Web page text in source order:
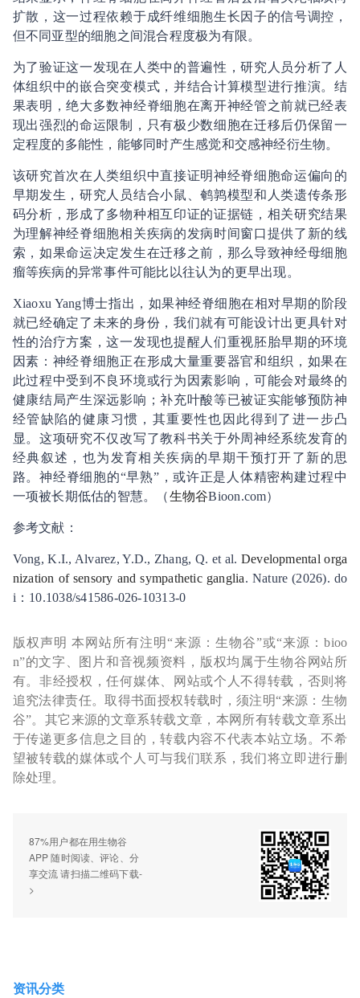
扩散，这一过程依赖于成纤维细胞生长因子的信号调控，
但不同亚型的细胞之间混合程度极为有限。
为了验证这一发现在人类中的普遍性，研究人员分析了人
体组织中的嵌合突变模式，并结合计算模型进行推演。结
果表明，绝大多数神经脊细胞在离开神经管之前就已经表
现出强烈的命运限制，只有极少数细胞在迁移后仍保留一
定程度的多能性，能够同时产生感觉和交感神经衍生物。
该研究首次在人类组织中直接证明神经脊细胞命运偏向的
早期发生，研究人员结合小鼠、鹌鹑模型和人类遗传条形
码分析，形成了多物种相互印证的证据链，相关研究结果
为理解神经脊细胞相关疾病的发病时间窗口提供了新的线
索，如果命运决定发生在迁移之前，那么导致神经母细胞
瘤等疾病的异常事件可能比以往认为的更早出现。
Xiaoxu Yang博士指出，如果神经脊细胞在相对早期的阶段
就已经确定了未来的身份，我们就有可能设计出更具针对
性的治疗方案，这一发现也提醒人们重视胚胎早期的环境
因素：神经脊细胞正在形成大量重要器官和组织，如果在
此过程中受到不良环境或行为因素影响，可能会对最终的
健康结局产生深远影响；补充叶酸等已被证实能够预防神
经管缺陷的健康习惯，其重要性也因此得到了进一步凸
显。这项研究不仅改写了教科书关于外周神经系统发育的
经典叙述，也为发育相关疾病的早期干预打开了新的思
路。神经脊细胞的“早熟”，或许正是人体精密构建过程中
一项被长期低估的智慧。（生物谷Bioon.com）
参考文献：
Vong, K.I., Alvarez, Y.D., Zhang, Q. et al. Developmental orga
nization of sensory and sympathetic ganglia. Nature (2026). do
i：10.1038/s41586-026-10313-0
版权声明 本网站所有注明“来源：生物谷”或“来源：bioo
n”的文字、图片和音视频资料，版权均属于生物谷网站所
有。非经授权，任何媒体、网站或个人不得转载，否则将
追究法律责任。取得书面授权转载时，须注明“来源：生物
谷”。其它来源的文章系转载文章，本网所有转载文章系出
于传递更多信息之目的，转载内容不代表本站立场。不希
望被转载的媒体或个人可与我们联系，我们将立即进行删
除处理。
87%用户都在用生物谷
APP 随时阅读、评论、分
享交流 请扫描二维码下载-
>
资讯分类